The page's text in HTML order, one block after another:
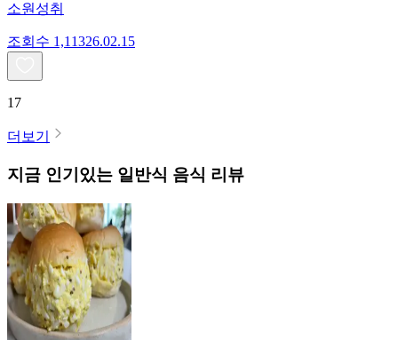
소원성취
조회수 1,11326.02.15
17
더보기
지금 인기있는 일반식 음식 리뷰